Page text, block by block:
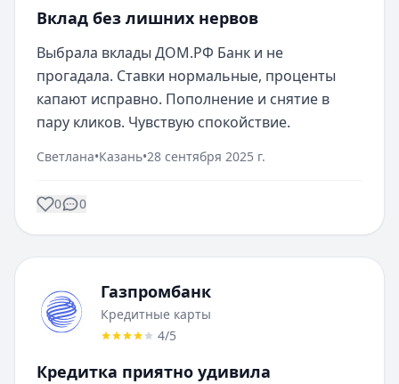
Вклад без лишних нервов
Выбрала вклады ДОМ.РФ Банк и не
прогадала. Ставки нормальные, проценты
капают исправно. Пополнение и снятие в
пару кликов. Чувствую спокойствие.
Светлана•Казань•28 сентября 2025 г.
0 0
Газпромбанк
Кредитные карты
4/5
Кредитка приятно удивила